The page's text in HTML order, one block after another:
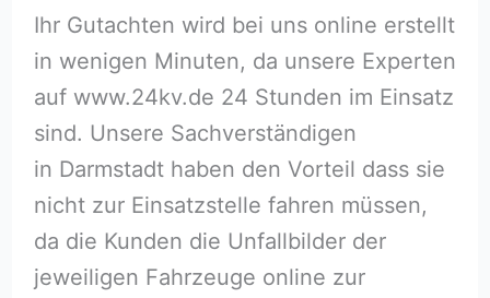
Ihr Gutachten wird bei uns online erstellt
in wenigen Minuten, da unsere Experten
auf www.24kv.de 24 Stunden im Einsatz
sind. Unsere Sachverständigen
in Darmstadt haben den Vorteil dass sie
nicht zur Einsatzstelle fahren müssen,
da die Kunden die Unfallbilder der
jeweiligen Fahrzeuge online zur